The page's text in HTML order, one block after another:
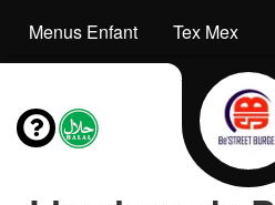
Menus Enfant Tex Mex